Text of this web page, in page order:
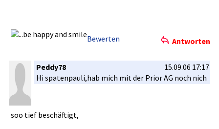
Bewerten Antworten
Peddy78
15.09.06 17:17
Hi spatenpaul­i,hab mich mit der Prior AG noch nich
soo tief beschäftig­t,